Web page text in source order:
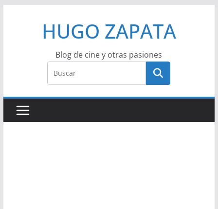
HUGO ZAPATA
Blog de cine y otras pasiones